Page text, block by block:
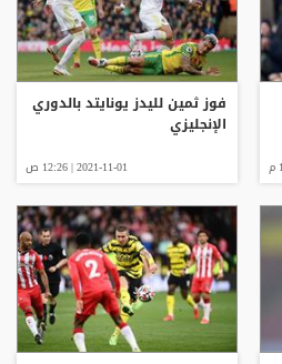
فوز ثمين لليدز يونايتد بالدوري
الإنجليزي
2021-11-01 | 12:26 ص